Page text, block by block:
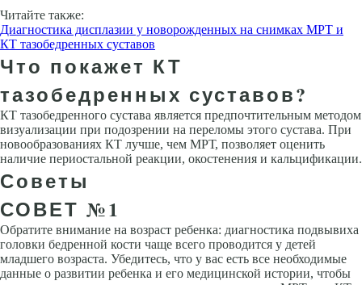
Читайте также:
Диагностика дисплазии у новорожденных на снимках МРТ и
КТ тазобедренных суставов
Что покажет КТ
тазобедренных суставов?
КТ тазобедренного сустава является предпочтительным методом
визуализации при подозрении на переломы этого сустава. При
новообразованиях КТ лучше, чем МРТ, позволяет оценить
наличие периостальной реакции, окостенения и кальцификации.
Советы
СОВЕТ №1
Обратите внимание на возраст ребенка: диагностика подвывиха
головки бедренной кости чаще всего проводится у детей
младшего возраста. Убедитесь, что у вас есть все необходимые
данные о развитии ребенка и его медицинской истории, чтобы